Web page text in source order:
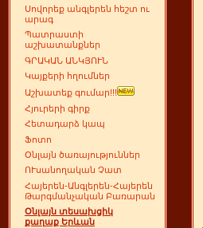
Սովորեք անգլերեն հեշտ ու
արագ
Պատրաստի
աշխատանքներ
ԳՐԱԿԱՆ ԱՆԿՅՈՒՆ
Կայքերի հղումներ
Աշխատեք գումար!!!
Հյուրերի գիրք
Հետադարձ կապ
Ֆոտո
Օնլայն ծառայություններ
ՈՒսանողական Չատ
Հայերեն-Անգլերեն-Հայերեն
Թարգմանչական Բառարան
Օնլայն տեսախցիկ
քաղաք Երևան